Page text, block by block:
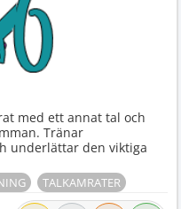
med ett annat tal och
Tränar
underlättar den viktiga
TALKAMRATER